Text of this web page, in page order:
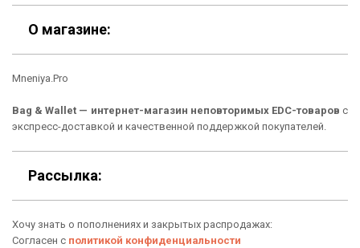
Шоурум
Материалы
Подарочные сертификаты
О нас
Отзывы о Bag & Wallet
Скидки
Кошельки
Сумки
Новинки
О магазине:
Mneniya.Pro
Bag & Wallet — интернет-магазин неповторимых EDC-товаров с
экспресс-доставкой и качественной поддержкой покупателей.
Рассылка:
Хочу знать о пополнениях и закрытых распродажах:
Согласен с политикой конфиденциальности